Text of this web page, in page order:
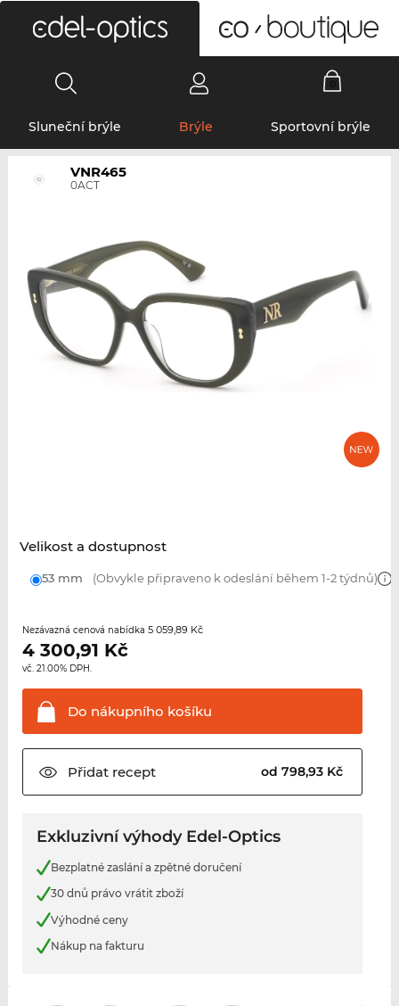
Sluneční brýle Brýle Sportovní brýle
VNR465
0ACT
Velikost a dostupnost
53 mm (Obvykle připraveno k odeslání během 1-2 týdnů)
Nezávazná cenová nabídka 5 059,89 Kč
4 300,91 Kč
vč. 21.00% DPH.
Do nákupního košíku
Přidatrecept od 798,93 Kč
Exkluzivní výhody Edel-Optics
Bezplatné zaslání a zpětné doručení
30 dnů právo vrátit zboží
Výhodné ceny
Nákup na fakturu